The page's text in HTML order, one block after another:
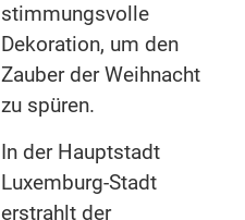
stimmungsvolle
Dekoration, um den
Zauber der Weihnacht
zu spüren.
In der Hauptstadt
Luxemburg-Stadt
erstrahlt der